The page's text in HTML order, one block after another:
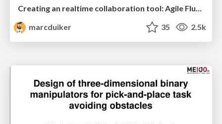
Creating an realtime collaboration tool: Agile Flush - .NET Oxford
marcduiker
35 2.5k